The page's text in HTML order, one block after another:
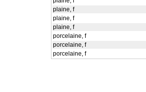
plaine, f
plaine, f
plaine, f
porcelaine, f
porcelaine, f
porcelaine, f